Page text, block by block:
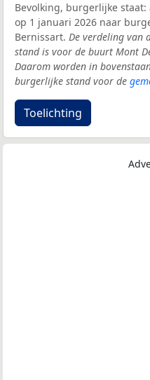
Bevolking, burgerlijke
op 1 januari 2026 naar
Bernissart. De verdeling van
stand is voor de buurt Mont
Daarom worden in
burgerlijke stand voor de
Toelichting